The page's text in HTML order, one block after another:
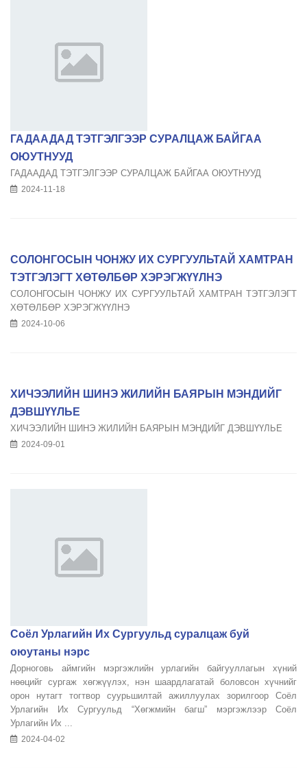
ГАДААДАД ТЭТГЭЛГЭЭР СУРАЛЦАЖ БАЙГАА
ОЮУТНУУД
ГАДААДАД ТЭТГЭЛГЭЭР СУРАЛЦАЖ БАЙГАА ОЮУТНУУД
2024-11-18
СОЛОНГОСЫН ЧОНЖУ ИХ СУРГУУЛЬТАЙ ХАМТРАН
ТЭТГЭЛЭГТ ХӨТӨЛБӨР ХЭРЭГЖҮҮЛНЭ
СОЛОНГОСЫН ЧОНЖУ ИХ СУРГУУЛЬТАЙ ХАМТРАН ТЭТГЭЛЭГТ
ХӨТӨЛБӨР ХЭРЭГЖҮҮЛНЭ
2024-10-06
ХИЧЭЭЛИЙН ШИНЭ ЖИЛИЙН БАЯРЫН МЭНДИЙГ
ДЭВШҮҮЛЬЕ
ХИЧЭЭЛИЙН ШИНЭ ЖИЛИЙН БАЯРЫН МЭНДИЙГ ДЭВШҮҮЛЬЕ
2024-09-01
Соёл Урлагийн Их Сургуульд суралцаж буй
оюутаны нэрс
Дорноговь аймгийн мэргэжлийн урлагийн байгууллагын хүний
нөөцийг сургаж хөгжүүлэх, нэн шаардлагатай боловсон хүчнийг
орон нутагт тогтвор суурьшилтай ажиллуулах зорилгоор Соёл
Урлагийн Их Сургуульд “Хөгжмийн багш” мэргэжлээр Соёл
Урлагийн Их ...
2024-04-02